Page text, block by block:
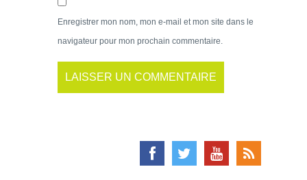
Enregistrer mon nom, mon e-mail et mon site dans le
navigateur pour mon prochain commentaire.